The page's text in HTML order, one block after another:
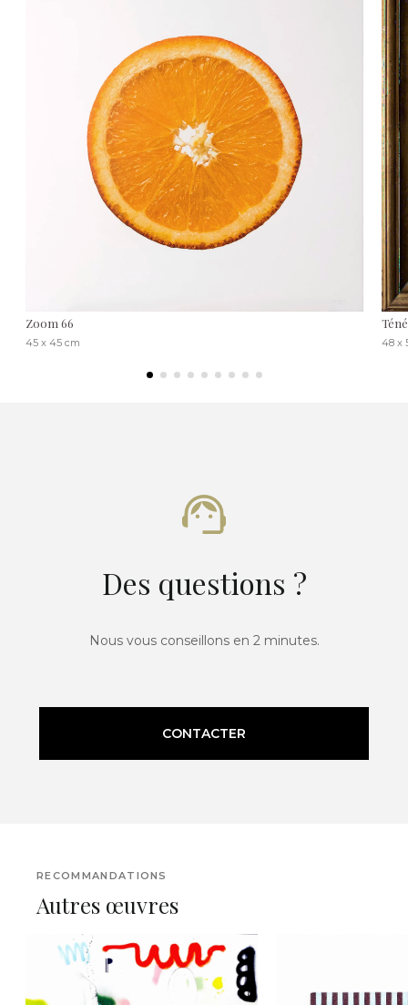
Zoom 66
45 x 45 cm 48 x
Des questions ?
Nous vous conseillons en 2 minutes.
CONTACTER
RECOMMANDATIONS
Autres œuvres